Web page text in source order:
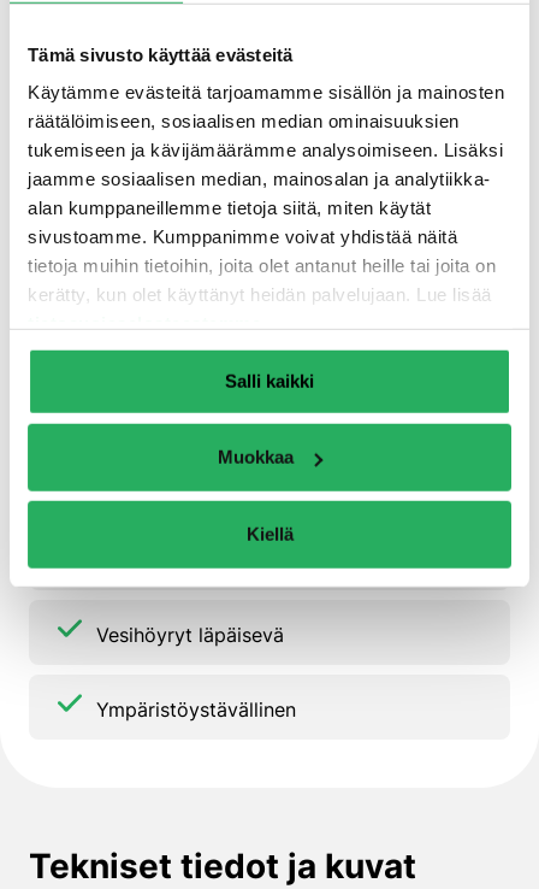
Tämä sivusto käyttää evästeitä
Käytämme evästeitä tarjoamamme sisällön ja mainosten
räätälöimiseen, sosiaalisen median ominaisuuksien
tukemiseen ja kävijämäärämme analysoimiseen. Lisäksi
jaamme sosiaalisen median, mainosalan ja analytiikka-
alan kumppaneillemme tietoja siitä, miten käytät
sivustoamme. Kumppanimme voivat yhdistää näitä
tietoja muihin tietoihin, joita olet antanut heille tai joita on
kerätty, kun olet käyttänyt heidän palvelujaan. Lue lisää
Salli kaikki
Muokkaa
Kiellä
Ei muodosta kalvoa
Kovetuttuaan väritön
Mineraalinen ja epäorgaaninen
Palamaton
Estää levän kasvua
Vesihöyryt läpäisevä
Ympäristöystävällinen
Tekniset tiedot ja kuvat